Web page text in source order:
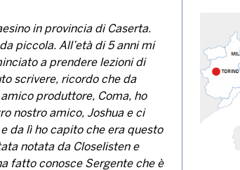
in provincia di Caserta.
piccola. All’età di 5 anni mi
a prendere lezioni di
scrivere, ricordo che da
produttore, Coma, ho
nostro amico, Joshua e ci
da lì ho capito che era questo
notata da Closelisten e
fatto conosce Sergente che è